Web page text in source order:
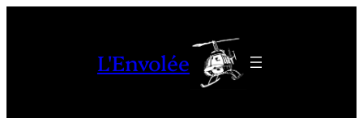
L'Envolée